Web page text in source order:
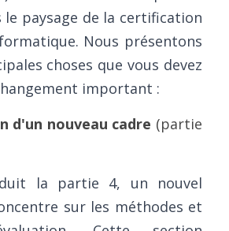
un CAB
de certification
complète du framework
et infrastructures
et assurances
de l'UE
R155
de Recherche
nous
paysage de la certification
Nous présentons
choses que vous devez
important :
d'un nouveau cadre (partie
la partie 4, un nouvel
sur les méthodes et